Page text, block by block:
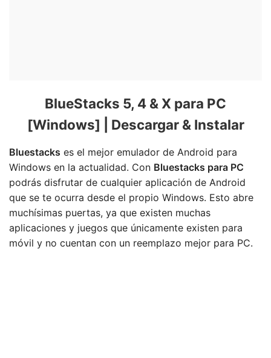
BlueStacks 5, 4 & X para PC
[Windows] | Descargar & Instalar
Bluestacks es el mejor emulador de Android para
Windows en la actualidad. Con Bluestacks para PC
podrás disfrutar de cualquier aplicación de Android
que se te ocurra desde el propio Windows. Esto abre
muchísimas puertas, ya que existen muchas
aplicaciones y juegos que únicamente existen para
móvil y no cuentan con un reemplazo mejor para PC.